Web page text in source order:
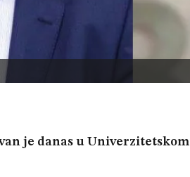
je danas u Univerzitetskom